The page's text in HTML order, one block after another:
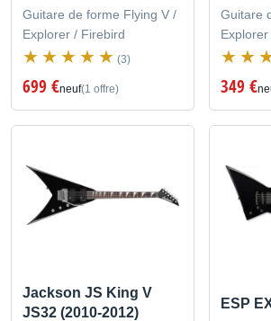
Guitare de forme Flying V /
Explorer / Firebird
(3)
699 €neuf(1 offre)
Guitare
349 €
Jackson JS King V
JS32 (2010-2012)
ESP